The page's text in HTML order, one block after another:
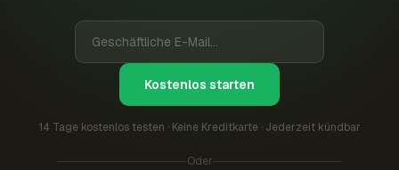
Kostenlos starten
14 Tage kostenlos testen · Keine Kreditkarte · Jederzeit kündbar
Oder